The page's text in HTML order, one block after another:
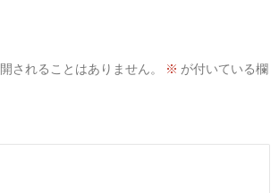
されることはありません。 ※ が付いている欄